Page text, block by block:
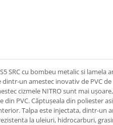
SRC cu bombeu metalic si
un amestec inovativ de PVC
cizmele NITRO sunt mai
din PVC. Căptușeala din poliester
Talpa este injectata, dintr-un
la uleiuri, hidrocarburi,